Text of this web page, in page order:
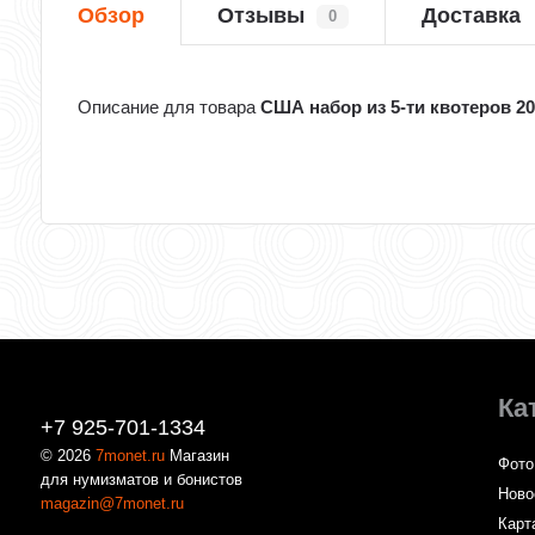
Обзор Отзывы 0 Доставка
Описание для товараСША набор из 5-ти квотеров
+7 925-701-1334
© 20267monet.ru Магазин
для нумизматов и бонистов
magazin@7monet.ru
Фото